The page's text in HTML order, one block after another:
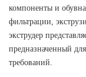
компоненты и
фильтрации,
экструдер
предназначенный
требований.